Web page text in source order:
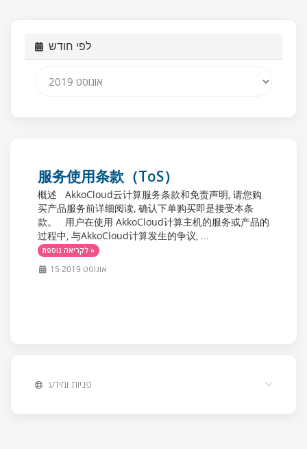
לפי חודש
服务使用条款（ToS）
概述 AkkoCloud云计算服务条款和免责声明, 请您购
买产品服务前详细阅读, 确认下单购买即是接受本条
款。 用户在使用 AkkoCloud计算主机的服务或产品的
过程中, 与AkkoCloud计算发生的争议, ...
לקריאה נוספת »
15 אוגוסט 2019
פניות ומידע